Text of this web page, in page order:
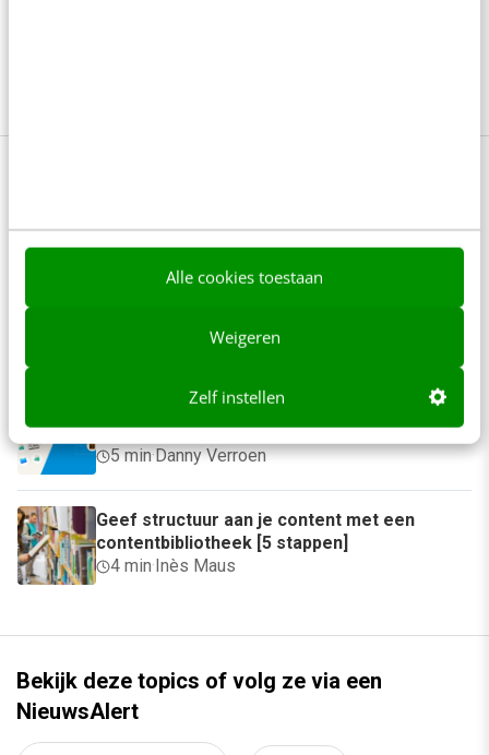
Alle cookies toestaan
Weigeren
Zelf instellen
Anderen lezen ook
Reflecteer met AI: 5 vragen die je een betere
Kim Pot
Je merk opleveren? Waarom een PDF niet
meer genoeg is
5 min·Danny Verroen
Geef structuur aan je content met een
contentbibliotheek [5 stappen]
4 min· Inès Maus
Bekijk deze topics of volg ze via een
NieuwsAlert